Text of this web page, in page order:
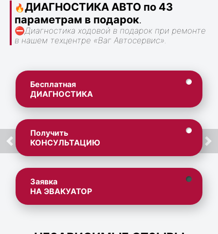
🔥ДИАГНОСТИКА АВТО по 43
параметрам в подарок.
⛔Диагностика ходовой в подарок при ремонте
в нашем техцентре «Ваг Автосервис».
Бесплатная
ДИАГНОСТИКА
Получить
КОНСУЛЬТАЦИЮ
Заявка
НА ЭВАКУАТОР